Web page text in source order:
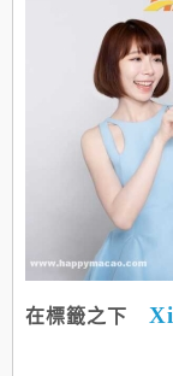
在標籤之下